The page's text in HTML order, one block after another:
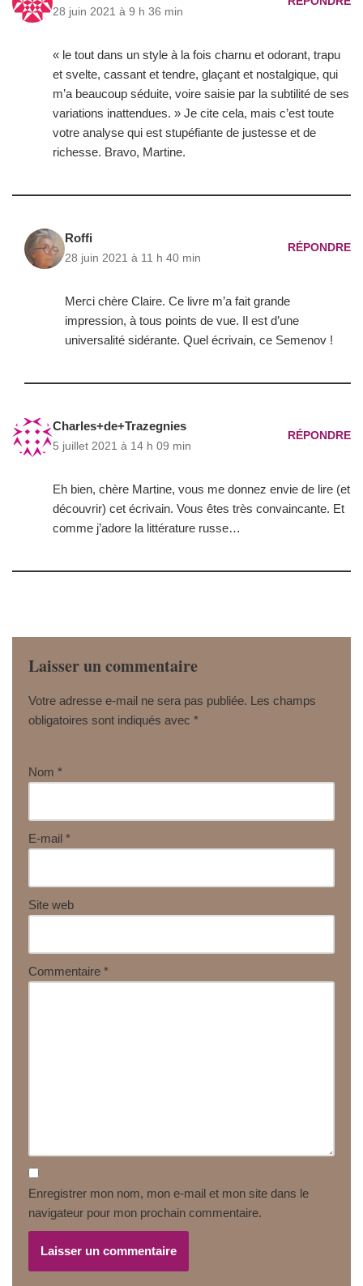
28 juin 2021 à 9 h 36 min
« le tout dans un style à la fois charnu et odorant, trapu
et svelte, cassant et tendre, glaçant et nostalgique, qui
m’a beaucoup séduite, voire saisie par la subtilité de ses
variations inattendues. » Je cite cela, mais c’est toute
votre analyse qui est stupéfiante de justesse et de
richesse. Bravo, Martine.
Roffi
28 juin 2021 à 11 h 40 min
RÉPONDRE
Merci chère Claire. Ce livre m’a fait grande
impression, à tous points de vue. Il est d’une
universalité sidérante. Quel écrivain, ce Semenov !
Charles+de+Trazegnies
5 juillet 2021 à 14 h 09 min
RÉPONDRE
Eh bien, chère Martine, vous me donnez envie de lire (et
découvrir) cet écrivain. Vous êtes très convaincante. Et
comme j’adore la littérature russe…
Laisser un commentaire
Votre adresse e-mail ne sera pas publiée. Les champs
obligatoires sont indiqués avec *
Nom *
E-mail *
Site web
Commentaire *
Enregistrer mon nom, mon e-mail et mon site dans le
navigateur pour mon prochain commentaire.